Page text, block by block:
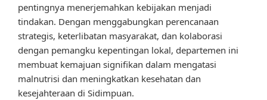
pentingnya menerjemahkan kebijakan menjadi
tindakan. Dengan menggabungkan perencanaan
strategis, keterlibatan masyarakat, dan kolaborasi
dengan pemangku kepentingan lokal, departemen ini
membuat kemajuan signifikan dalam mengatasi
malnutrisi dan meningkatkan kesehatan dan
kesejahteraan di Sidimpuan.